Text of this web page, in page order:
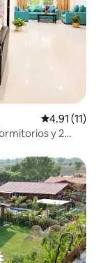
Calificación
4.91 (11)
y 2